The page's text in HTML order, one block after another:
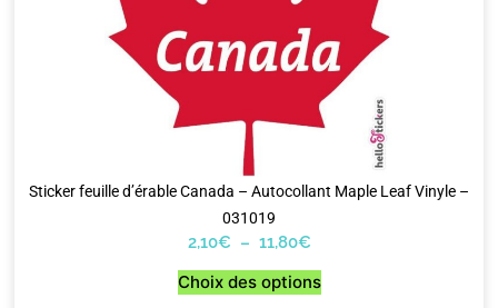
Sticker feuille d’érable Canada – Autocollant Maple Leaf Vinyle –
031019
2,10€ – 11,80€
Choix des options